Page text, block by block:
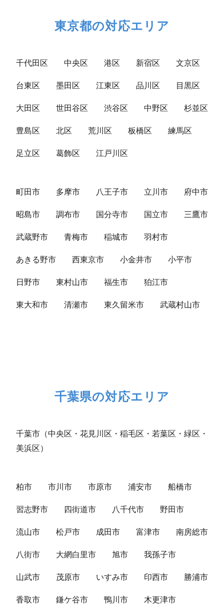
東京都の対応エリア
千代田区 中央区 港区 新宿区 文京区
台東区 墨田区 江東区 品川区 目黒区
大田区 世田谷区 渋谷区 中野区 杉並区
豊島区 北区 荒川区 板橋区 練馬区
足立区 葛飾区 江戸川区
町田市 多摩市 八王子市 立川市 府中市
昭島市 調布市 国分寺市 国立市 三鷹市
武蔵野市 青梅市 稲城市 羽村市
あきる野市 西東京市 小金井市 小平市
日野市 東村山市 福生市 狛江市
東大和市 清瀬市 東久留米市 武蔵村山市
千葉県の対応エリア
千葉市（中央区・花見川区・稲毛区・若葉区・緑区・
美浜区）
柏市 市川市 市原市 浦安市 船橋市
習志野市 四街道市 八千代市 野田市
流山市 松戸市 成田市 富津市 南房総市
八街市 大網白里市 旭市 我孫子市
山武市 茂原市 いすみ市 印西市 勝浦市
香取市 鎌ケ谷市 鴨川市 木更津市